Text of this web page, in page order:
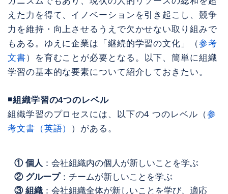
えた力を得て、イノベーションを引き起こし、競争
力を維持・向上させるうえで欠かせない取り組みで
もある。ゆえに企業は「継続的学習の文化」（参考
文書）を育むことが必要となる。以下、簡単に組織
学習の基本的な要素について紹介しておきたい。
◾️組織学習の4つのレベル
組織学習のプロセスには、以下の4 つのレベル（参
考文書（英語） ）がある。
① 個人 ：会社組織内の個人が新しいことを学ぶ
② グループ：チームが新しいことを学ぶ
③ 組織 ：会社組織全体が新しいことを学び、適応